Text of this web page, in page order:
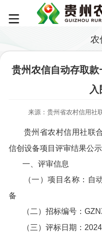
农
贵州农信自动存取
来源：贵州省农村信用社
贵州省农村信用社联
信创设备项目评审结果公示
一、评审信息
（一）项目名称：自
备
（二）招标编号：
（三）评标日期：